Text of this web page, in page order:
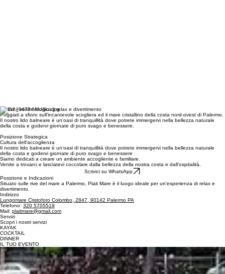
Siamo il vostro rifugio di relax e divertimento
Poggiati a sfioro sull’incantevole scogliera ed il mare cristallino della costa nord-ovest di Palermo.
Il nostro lido balneare è un’oasi di tranquillità dove potrete immergervi nella bellezza naturale
della costa e godervi giornate di puro svago e benessere.
Posizione Strategica
Cultura dell'accoglienza
Il nostro lido balneare è un’oasi di tranquillità dove potrete immergervi nella bellezza naturale
della costa e godervi giornate di puro svago e benessere
Siamo dedicati a creare un ambiente accogliente e familiare.
Venite a trovarci e lasciatevi coccolare dalla bellezza della nostra costa e dall’ospitalità.